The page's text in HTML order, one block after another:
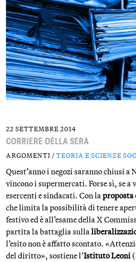
22 SETTEMBRE 2014
CORRIERE DELLA SERA
ARGOMENTI / TEORIA E SCIENZE
Quest’anno i negozi saranno chiusi a
vincono i supermercati. Forse sì, se a
esercenti e sindacati. Con laproposta
che limita la possibilità di tenere
festivo ed è all’esame della X
partita la battaglia sulla
l’esito non è affatto scontato.
del diritto», sostiene l’Istituto Leoni